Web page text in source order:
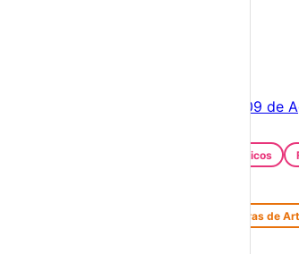
09 de
Festivais Gastronómicos
Feiras de